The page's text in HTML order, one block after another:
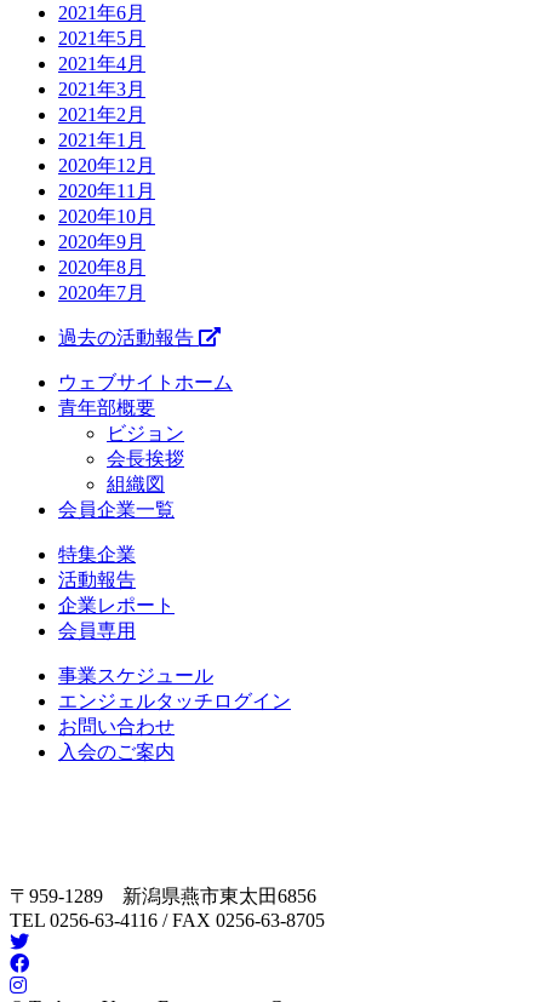
2021年6月
2021年5月
2021年4月
2021年3月
2021年2月
2021年1月
2020年12月
2020年11月
2020年10月
2020年9月
2020年8月
2020年7月
過去の活動報告
ウェブサイトホーム
青年部概要
ビジョン
会長挨拶
組織図
会員企業一覧
特集企業
活動報告
企業レポート
会員専用
事業スケジュール
エンジェルタッチログイン
お問い合わせ
入会のご案内
〒959-1289 新潟県燕市東太田6856
TEL 0256-63-4116 / FAX 0256-63-8705